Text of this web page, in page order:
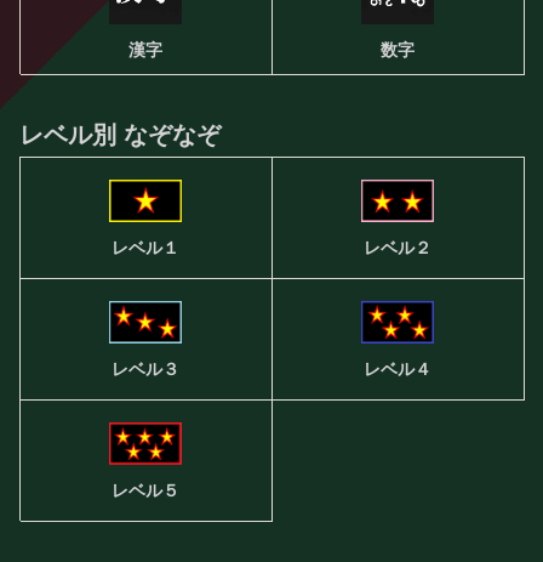
漢字 数字
レベル別 なぞなぞ
レベル１ レベル２
レベル３ レベル４
レベル５